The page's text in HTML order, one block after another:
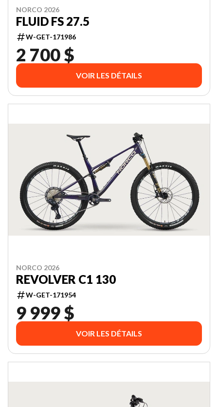
NORCO 2026
FLUID FS 27.5
W-GET-171986
2 700 $
VOIR LES DÉTAILS
NORCO 2026
REVOLVER C1 130
W-GET-171954
9 999 $
VOIR LES DÉTAILS